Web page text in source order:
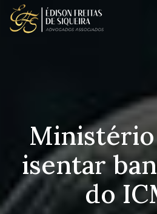
isentar
do